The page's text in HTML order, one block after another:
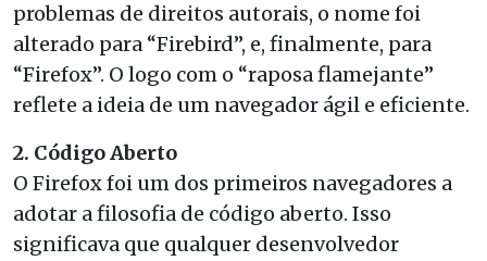
problemas de direitos autorais, o nome foi
alterado para “Firebird”, e, finalmente, para
“Firefox”. O logo com o “raposa flamejante”
reflete a ideia de um navegador ágil e eficiente.
2. Código Aberto
O Firefox foi um dos primeiros navegadores a
adotar a filosofia de código aberto. Isso
significava que qualquer desenvolvedor